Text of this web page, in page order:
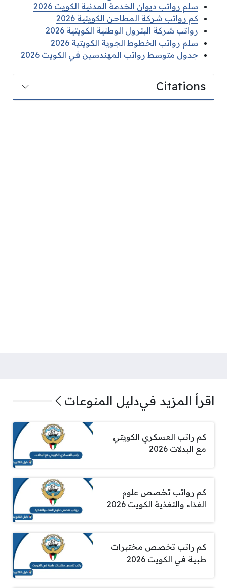
سلم رواتب ديوان الخدمة المدنية الكويت 2026
كم رواتب شركة المطاحن الكويتية 2026
رواتب شركة البترول الوطنية الكويتية 2026
سلم رواتب الخطوط الجوية الكويتية 2026
جدول متوسط رواتب المهندسين في الكويت 2026
Citations
اقرأ المزيد فيدليل المنوعات
كم راتب العسكري الكويتي
مع البدلات 2026
كم رواتب تخصص علوم
الغذاء والتغذية الكويت 2026
كم راتب تخصص مختبرات
طبية في الكويت 2026